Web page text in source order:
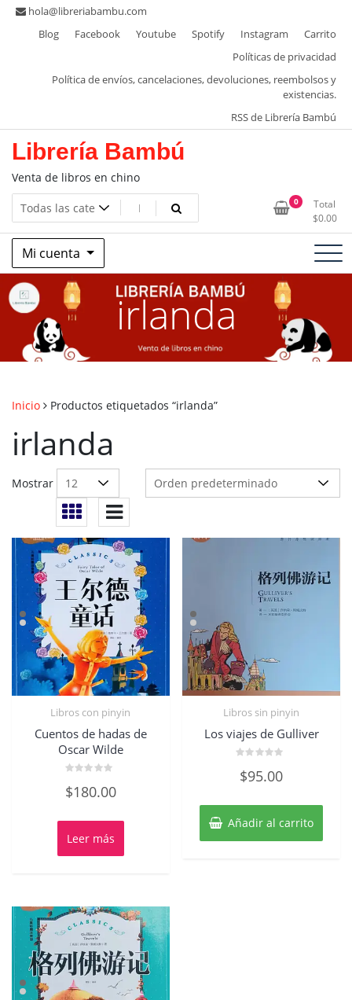
Saltar
contenido
hola@libreriabambu.com
Blog
Facebook Youtube Spotify Instagram
Carrito
Políticas de privacidad
Política de envíos, cancelaciones, devoluciones, reembolsos y
existencias.
RSS de Librería Bambú
Librería Bambú
Venta de libros en chino
0
Total
$0.00
Mi cuenta
irlanda
Inicio Productos etiquetados “irlanda”
irlanda
Mostrar
Libros con pinyin
Cuentos de hadas de
Oscar Wilde
con
0
5
$180.00
Leer más
Libros sin pinyin
Los viajes de Gulliver
con
5
$95.00
Añadir al carrito